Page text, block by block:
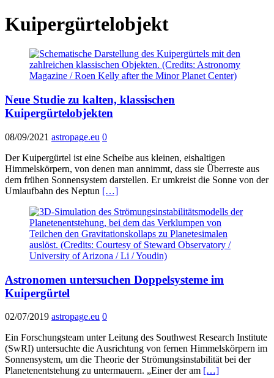
Kuipergürtelobjekt
Neue Studie zu kalten, klassischen
Kuipergürtelobjekten
08/09/2021 astropage.eu 0
Der Kuipergürtel ist eine Scheibe aus kleinen, eishaltigen
Himmelskörpern, von denen man annimmt, dass sie Überreste aus
dem frühen Sonnensystem darstellen. Er umkreist die Sonne von der
Umlaufbahn des Neptun […]
Astronomen untersuchen Doppelsysteme im
Kuipergürtel
02/07/2019 astropage.eu 0
Ein Forschungsteam unter Leitung des Southwest Research Institute
(SwRI) untersuchte die Ausrichtung von fernen Himmelskörpern im
Sonnensystem, um die Theorie der Strömungsinstabilität bei der
Planetenentstehung zu untermauern. „Einer der am […]